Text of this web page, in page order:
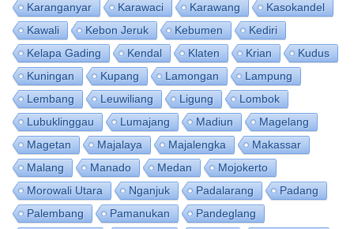
Karanganyar
Karawaci Karawang
Kasokandel
Kawali
Kebon Jeruk Kebumen
Kediri
Kelapa Gading
Kendal Klaten Krian
Kudus
Kuningan
Kupang Lamongan
Lampung
Lembang
Leuwiliang Ligung
Lombok
Lubuklinggau
Lumajang Madiun
Magelang
Magetan
Majalaya Majalengka
Makassar
Malang
Manado Medan
Mojokerto
Morowali Utara
Nganjuk Padalarang
Padang
Palembang
Pamanukan
Pandeglang